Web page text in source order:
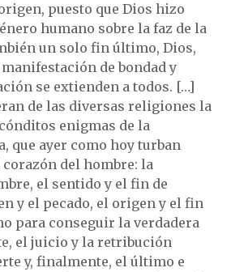
puesto que Dios hizo
humano sobre la faz de la
un solo fin último, Dios,
de bondad y
se extienden a todos. […]
de las diversas religiones la
enigmas de la
que ayer como hoy turban
del hombre: la
el sentido y el fin de
y el pecado, el origen y el fin
para conseguir la verdadera
el juicio y la retribución
y, finalmente, el último e